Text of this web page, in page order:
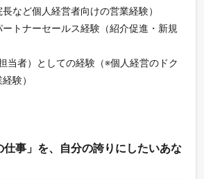
など個人経営者向けの営業経験）
トナーセールス経験（紹介促進・新規
当者）としての経験（※個人経営のドク
験）
事」を、自分の誇りにしたいあな